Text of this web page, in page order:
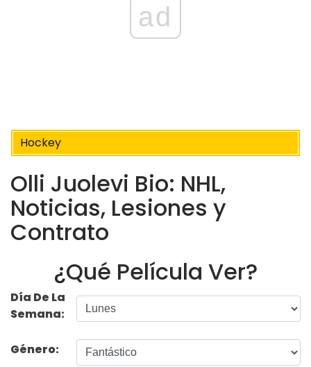
ad
Hockey
Olli Juolevi Bio: NHL,
Noticias, Lesiones y
Contrato
¿Qué Película Ver?
Día De La
Semana:
Género: